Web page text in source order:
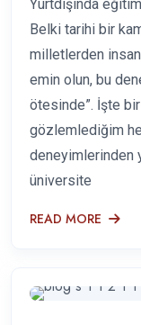
Yurtdışında
Belki tarihi bir
milletlerden
emin olun, bu
ötesinde”. İşte bir
gözlemlediğim
deneyimlerinden
üniversite
READ MORE